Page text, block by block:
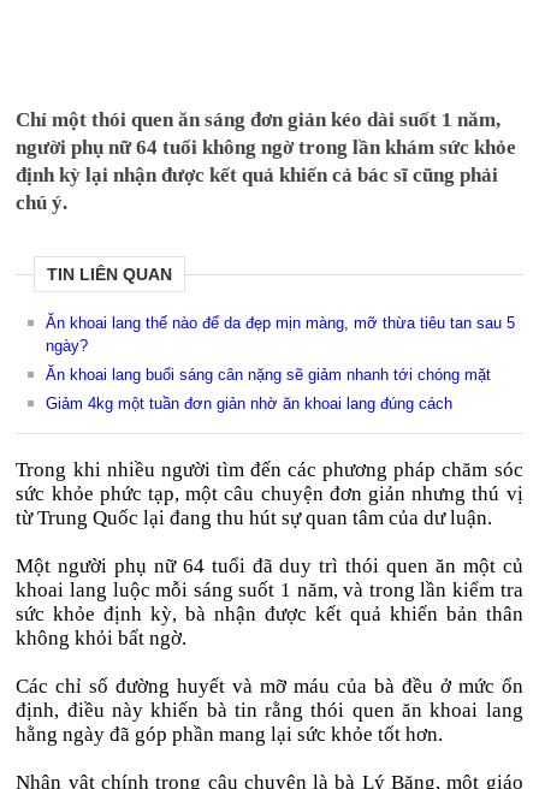
Chỉ một thói quen ăn sáng đơn giản kéo dài suốt 1 năm,
người phụ nữ 64 tuổi không ngờ trong lần khám sức khỏe
định kỳ lại nhận được kết quả khiến cả bác sĩ cũng phải
chú ý.
TIN LIÊN QUAN
Ăn khoai lang thế nào để da đẹp mịn màng, mỡ thừa tiêu tan sau 5
ngày?
Ăn khoai lang buổi sáng cân nặng sẽ giảm nhanh tới chóng mặt
Giảm 4kg một tuần đơn giản nhờ ăn khoai lang đúng cách
Trong khi nhiều người tìm đến các phương pháp chăm sóc
sức khỏe phức tạp, một câu chuyện đơn giản nhưng thú vị
từ Trung Quốc lại đang thu hút sự quan tâm của dư luận.
Một người phụ nữ 64 tuổi đã duy trì thói quen ăn một củ
khoai lang luộc mỗi sáng suốt 1 năm, và trong lần kiểm tra
sức khỏe định kỳ, bà nhận được kết quả khiến bản thân
không khỏi bất ngờ.
Các chỉ số đường huyết và mỡ máu của bà đều ở mức ổn
định, điều này khiến bà tin rằng thói quen ăn khoai lang
hằng ngày đã góp phần mang lại sức khỏe tốt hơn.
Nhân vật chính trong câu chuyện là bà Lý Băng, một giáo